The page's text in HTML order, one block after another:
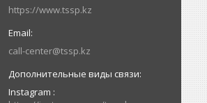
https://www.tssp.kz
call-center@tssp.kz
Instagram